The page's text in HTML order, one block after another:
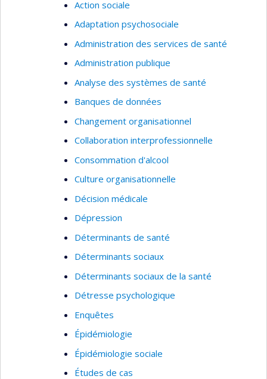
Action sociale
Adaptation psychosociale
Administration des services de santé
Administration publique
Analyse des systèmes de santé
Banques de données
Changement organisationnel
Collaboration interprofessionnelle
Consommation d'alcool
Culture organisationnelle
Décision médicale
Dépression
Déterminants de santé
Déterminants sociaux
Déterminants sociaux de la santé
Détresse psychologique
Enquêtes
Épidémiologie
Épidémiologie sociale
Études de cas